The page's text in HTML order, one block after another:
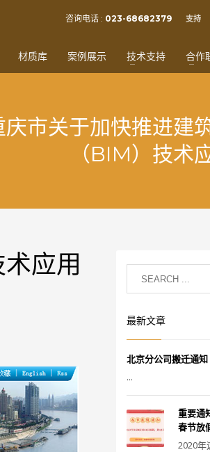
SHOWROOM
Sat - 9:00AM-5:00PM
Sundays by
咨询电话 : 023-68682379 支持
材质库 案例展示 技术支持 合作
庆市关于加快推进建
（BIM）技术
应用
最新文章
北京分公司搬迁通知
...
重要通
春节放
2020年